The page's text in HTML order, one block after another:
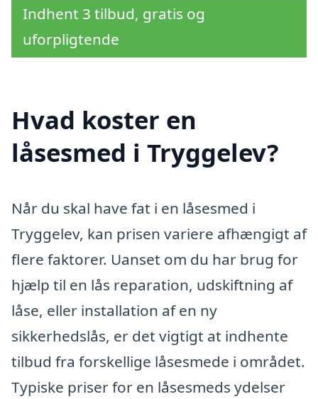
Indhent 3 tilbud, gratis og
uforpligtende
Hvad koster en
låsesmed i Tryggelev?
Når du skal have fat i en låsesmed i
Tryggelev, kan prisen variere afhængigt af
flere faktorer. Uanset om du har brug for
hjælp til en lås reparation, udskiftning af
låse, eller installation af en ny
sikkerhedslås, er det vigtigt at indhente
tilbud fra forskellige låsesmede i området.
Typiske priser for en låsesmeds ydelser